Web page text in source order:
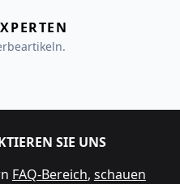
SIE UNS
FAQ-Bereich, schauen